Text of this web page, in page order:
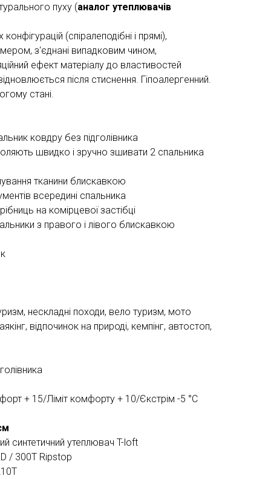
пуху (аналог утеплювачів
(спіралеподібні і прямі),
з'єднані випадковим чином,
ефект матеріалу до властивостей
після стиснення. Гіпоалергенний.
стані.
ковдру без підголівника
швидко і зручно зшивати 2 спальника
тканини блискавкою
всередині спальника
на комірцевої застібці
з правого і лівого блискавкою
нескладні походи, вело туризм, мото
відпочинок на природі, кемпінг, автостоп,
+ 15/Ліміт комфорту + 10/Єкстрім -5 °С
синтетичний утеплювач T-loft
/ 300T Ripstop